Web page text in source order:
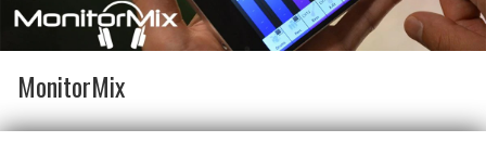
MonitorMix